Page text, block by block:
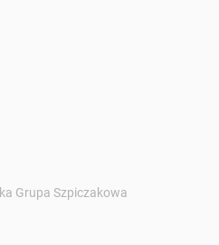
Grupa Szpiczakowa